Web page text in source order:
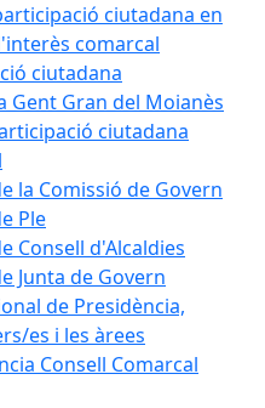
ciutadana en
comarcal
ciutadana
Gent Gran del Moianès
ciutadana
la Comissió de Govern
Ple
Consell d'Alcaldies
Junta de Govern
de Presidència,
es i les àrees
Consell Comarcal